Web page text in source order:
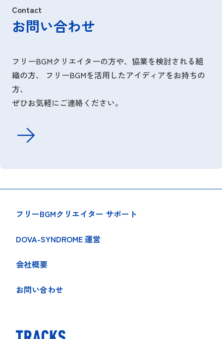
Contact
お問い合わせ
フリーBGMクリエイターの方や、協業を検討される組
織の方、
フリーBGMを活用したアイディアをお持ちの
方、
ぜひお気軽にご連絡ください。
フリーBGMクリエイター サポート
DOVA-SYNDROME 運営
会社概要
お問い合わせ